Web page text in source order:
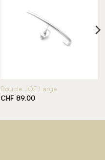
Boucle JOE Large
CHF89.00